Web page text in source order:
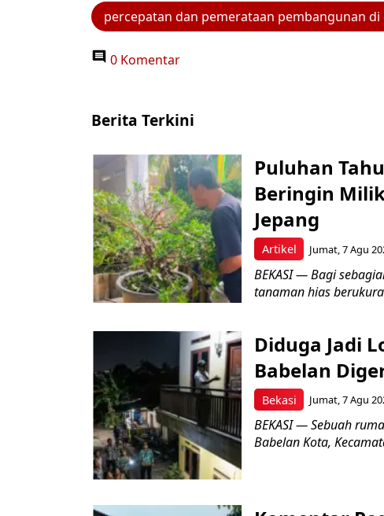
percepatan dan pemerataan pembangunan
0 Komentar
Berita Terkini
Artikel
Puluhan
Beringin
Jepang
Jumat, 7 Agu
BEKASI — Bagi
tanaman hias
Bekasi
Diduga Jadi
Babelan
Jumat, 7 Agu
BEKASI — Sebuah
Babelan Kota,